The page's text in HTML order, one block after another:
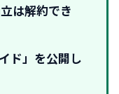
は解約でき
ド」を公開し